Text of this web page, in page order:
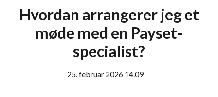
Hvordan arrangerer jeg et
møde med en Payset-
specialist?
25. februar 2026 14.09